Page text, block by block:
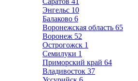
Энгельс 10
Балаково 6
Воронежская область 65
Воронеж 52
Острогожск 1
Семилуки 1
Приморский край 64
Владивосток 37